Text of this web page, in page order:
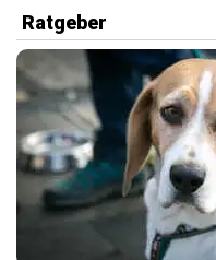
Ratgeber